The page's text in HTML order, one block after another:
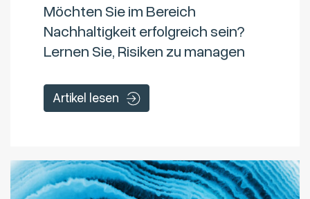
Möchten Sie im Bereich
Nachhaltigkeit erfolgreich sein?
Lernen Sie, Risiken zu managen
Artikel lesen